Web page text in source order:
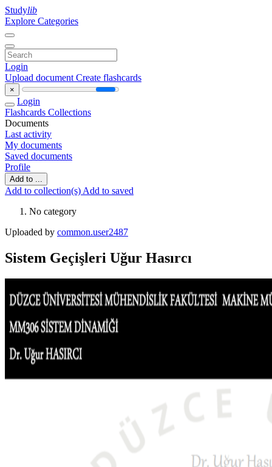
Studylib
Explore Categories
Login
Upload document Create flashcards
×
Login
Flashcards Collections
Documents
Last activity
My documents
Saved documents
Profile
Add to ...
Add to collection(s) Add to saved
No category
Uploaded by common.user2487
Sistem Geçişleri Uğur Hasırcı